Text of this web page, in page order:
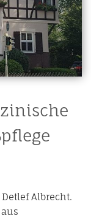
Albrecht.